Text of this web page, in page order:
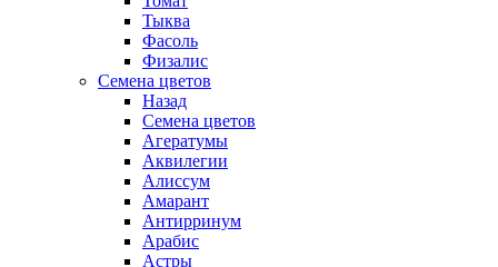
Тыква
Фасоль
Физалис
Семена цветов
Назад
Семена цветов
Агератумы
Аквилегии
Алиссум
Амарант
Антирринум
Арабис
Астры